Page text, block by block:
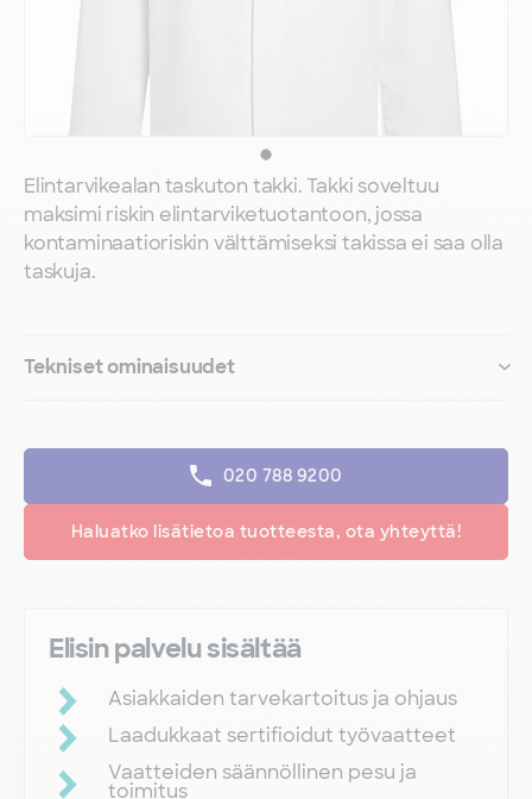
Elisin palvelu sisältää
Asiakkaiden tarvekartoitus ja ohjaus
Laadukkaat sertifioidut työvaatteet
Vaatteiden säännöllinen pesu ja
toimitus
Elintarvikealan taskuton takki. Takki soveltuu
maksimi riskin elintarviketuotantoon, jossa
kontaminaatioriskin välttämiseksi takissa ei saa olla
taskuja.
Tekniset ominaisuudet
020 788 9200
Haluatko lisätietoa tuotteesta, ota yhteyttä!